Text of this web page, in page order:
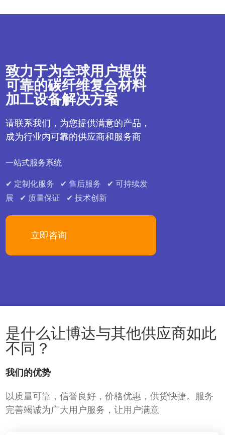
致力于为全球用户提供
可靠的碳纤维复合材料
加工设备解决方案
请联系我们，为您提供满意的产品，
成为行业内可靠的供应商和服务商
一站式服务系统
✔ 定制化服务 ✔ 售后服务 ✔ 可持续发
展 ✔ 质量保证 ✔ 技术创新
立即咨询
是什么让博达与其他供应商如此
不同？
我们的优势
以质量可靠，信誉良好，价格优惠，供货快捷。服务
完善竭诚为广大用户服务，让用户满意